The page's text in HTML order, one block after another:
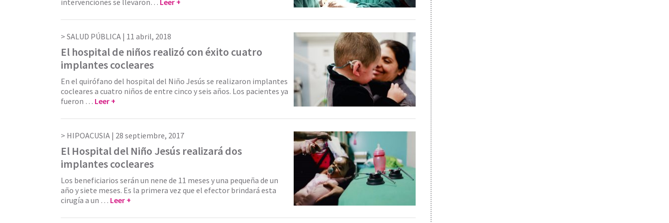
SALUD PÚBLICA | 11 abril, 2018
El hospital de niños realizó con éxito cuatro
implantes cocleares
En el quirófano del hospital del Niño Jesús se realizaron implantes
cocleares a cuatro niños de entre cinco y seis años. Los pacientes ya
fueron … Leer +
HIPOACUSIA | 28 septiembre, 2017
El Hospital del Niño Jesús realizará dos
implantes cocleares
Los beneficiarios serán un nene de 11 meses y una pequeña de un
año y siete meses. Es la primera vez que el efector brindará esta
cirugía a un … Leer +